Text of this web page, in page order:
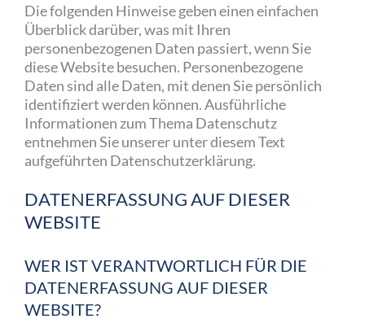
Die folgenden Hinweise geben einen einfachen
Überblick darüber, was mit Ihren
personenbezogenen Daten passiert, wenn Sie
diese Website besuchen. Personenbezogene
Daten sind alle Daten, mit denen Sie persönlich
identifiziert werden können. Ausführliche
Informationen zum Thema Datenschutz
entnehmen Sie unserer unter diesem Text
aufgeführten Datenschutzerklärung.
DATENERFASSUNG AUF DIESER
WEBSITE
WER IST VERANTWORTLICH FÜR DIE
DATENERFASSUNG AUF DIESER
WEBSITE?